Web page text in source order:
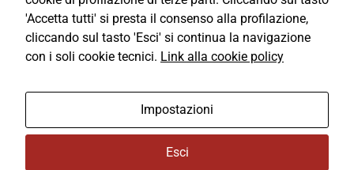
Ⓒ2026, Technical Design s.r.l.
Informativa Privacy
'Accetta tutti' si presta il consenso alla profilazione,
cliccando sul tasto 'Esci' si continua la navigazione
con i soli cookie tecnici. Link alla cookie policy
Impostazioni
Esci